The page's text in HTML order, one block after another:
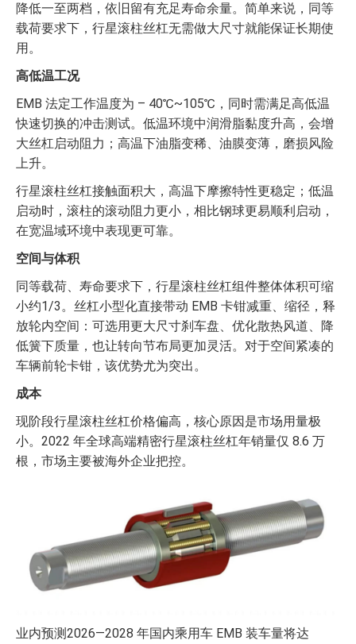
降低一至两档，依旧留有充足寿命余量。简单来说，同等
载荷要求下，行星滚柱丝杠无需做大尺寸就能保证长期使
用。
高低温工况
EMB 法定工作温度为 – 40℃~105℃，同时需满足高低温
快速切换的冲击测试。低温环境中润滑脂黏度升高，会增
大丝杠启动阻力；高温下油脂变稀、油膜变薄，磨损风险
上升。
行星滚柱丝杠接触面积大，高温下摩擦特性更稳定；低温
启动时，滚柱的滚动阻力更小，相比钢球更易顺利启动，
在宽温域环境中表现更可靠。
空间与体积
同等载荷、寿命要求下，行星滚柱丝杠组件整体体积可缩
小约1/3。丝杠小型化直接带动 EMB 卡钳减重、缩径，释
放轮内空间：可选用更大尺寸刹车盘、优化散热风道、降
低簧下质量，也让转向节布局更加灵活。对于空间紧凑的
车辆前轮卡钳，该优势尤为突出。
成本
现阶段行星滚柱丝杠价格偏高，核心原因是市场用量极
小。2022 年全球高端精密行星滚柱丝杠年销量仅 8.6 万
根，市场主要被海外企业把控。
业内预测2026—2028 年国内乘用车 EMB 装车量将达